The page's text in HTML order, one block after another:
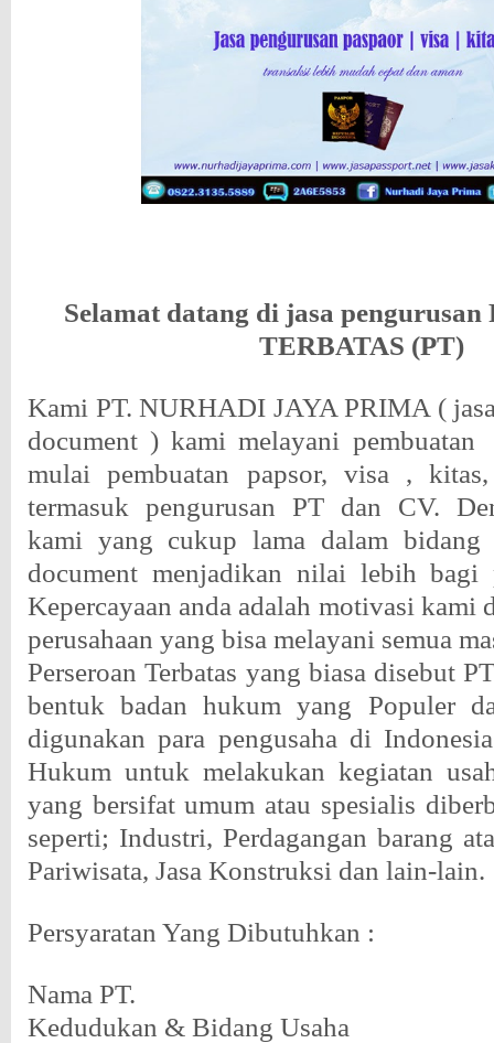
Selamat datang di jasa pengurusan
TERBATAS (PT)
Kami PT. NURHADI JAYA PRIMA (
document ) kami melayani pembuatan
mulai pembuatan papsor, visa ,
termasuk pengurusan PT dan CV.
kami yang cukup lama dalam bidang
document menjadikan nilai lebih bagi
Kepercayaan anda adalah motivasi kami
perusahaan yang bisa melayani semua
Perseroan Terbatas yang biasa disebut
bentuk badan hukum yang Populer
digunakan para pengusaha di
Hukum untuk melakukan kegiatan
yang bersifat umum atau spesialis
seperti; Industri, Perdagangan barang
Pariwisata, Jasa Konstruksi dan lain-lain.
Persyaratan Yang Dibutuhkan :
Nama PT.
Kedudukan & Bidang Usaha